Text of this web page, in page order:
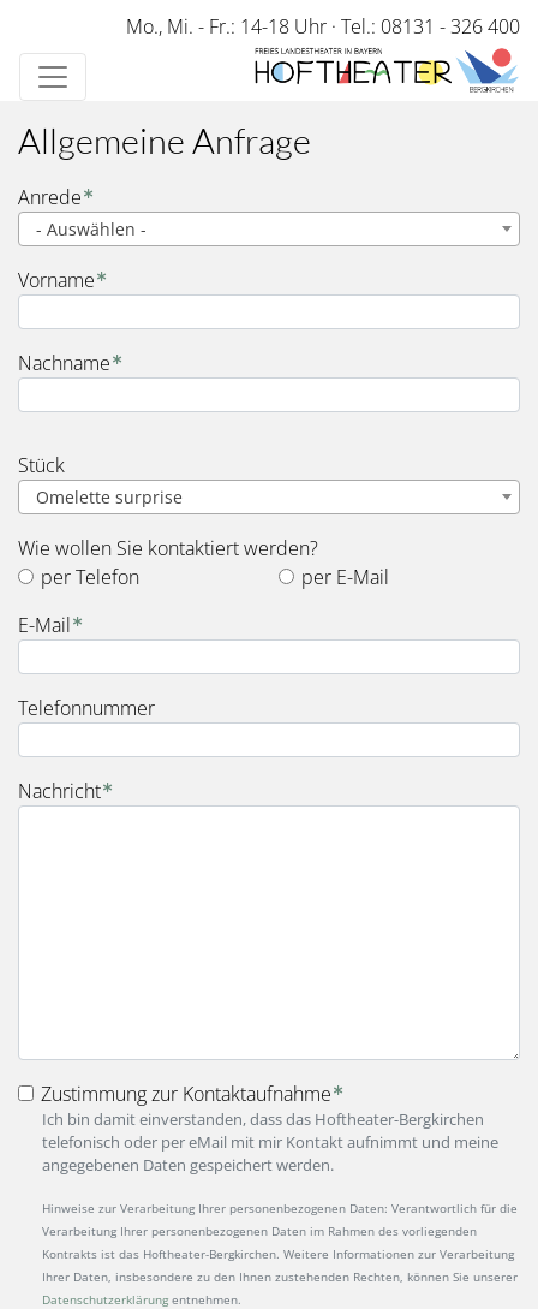
Direkt
zum
Inhalt
Mo., Mi. - Fr.: 14-18 Uhr · Tel.: 08131 - 326 400
Allgemeine Anfrage
Name
Anrede
- Auswählen -
Vorname
Nachname
Stück
Omelette surprise
Wie wollen Sie kontaktiert werden?
per Telefon
per E-Mail
E-Mail
Telefonnummer
Nachricht
Zustimmung zur Kontaktaufnahme
Ich bin damit einverstanden, dass das Hoftheater-Bergkirchen
telefonisch oder per eMail mit mir Kontakt aufnimmt und meine
angegebenen Daten gespeichert werden.
Hinweise zur Verarbeitung Ihrer personenbezogenen Daten: Verantwortlich für die
Verarbeitung Ihrer personenbezogenen Daten im Rahmen des vorliegenden
Kontrakts ist das Hoftheater-Bergkirchen. Weitere Informationen zur Verarbeitung
Ihrer Daten, insbesondere zu den Ihnen zustehenden Rechten, können Sie unserer
Datenschutzerklärung entnehmen.